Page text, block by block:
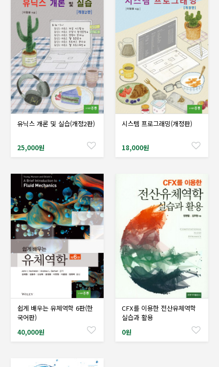
샘플도서신청
유닉스 개론 및 실습(개정2판)
25,000원
샘플도서신청
시스템 프로그래밍(개정판)
18,000원
샘플도서신청
쉽게 배우는 유체역학 6판(한
국어판)
40,000원
샘플도서신청
CFX를 이용한 전산유체역학
실습과 활용
0원